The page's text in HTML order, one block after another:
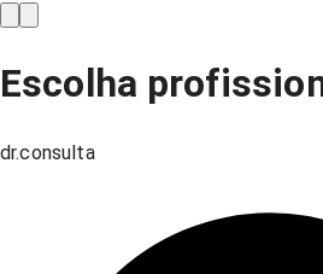
Escolha
dr.consulta